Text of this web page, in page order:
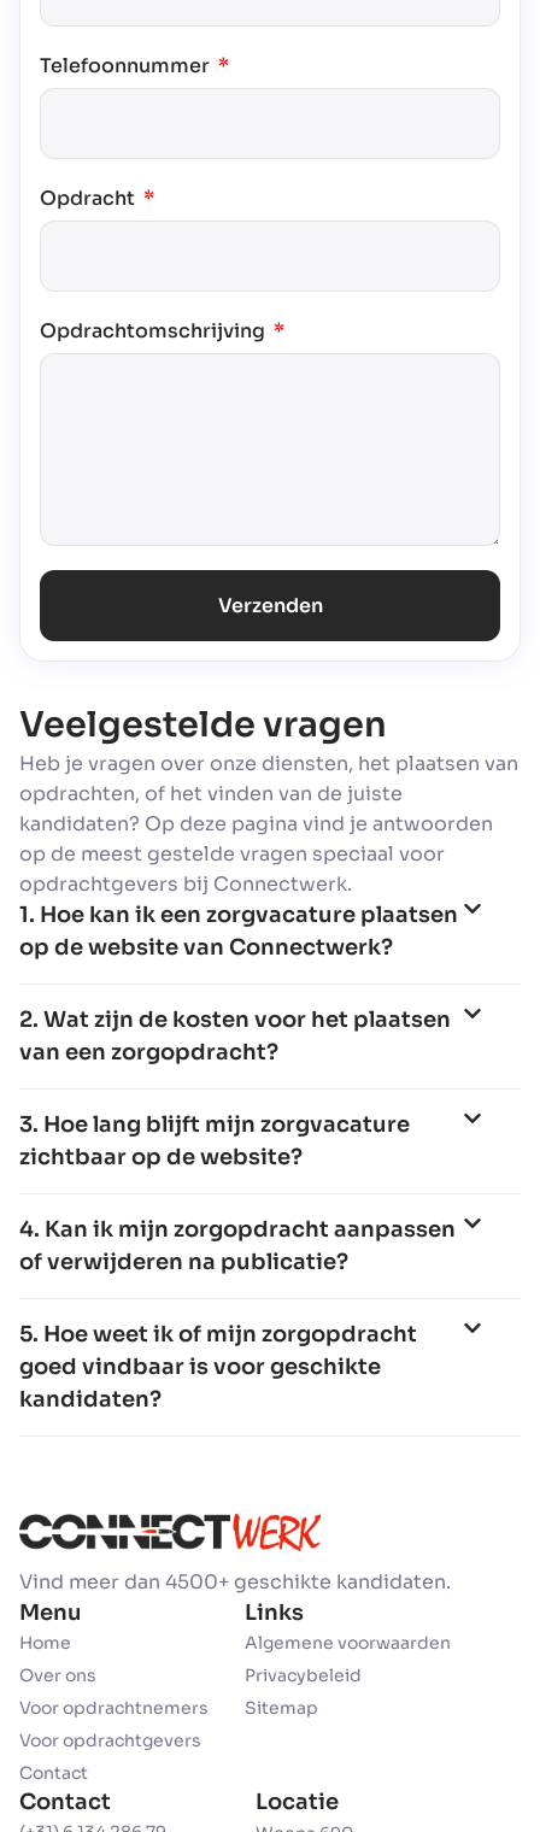
Telefoonnummer
Opdracht
Opdrachtomschrijving
Verzenden
Veelgestelde vragen
Heb je vragen over onze diensten, het plaatsen van
opdrachten, of het vinden van de juiste
kandidaten? Op deze pagina vind je antwoorden
op de meest gestelde vragen speciaal voor
opdrachtgevers bij Connectwerk.
1. Hoe kan ik een zorgvacature plaatsen
op de website van Connectwerk?
2. Wat zijn de kosten voor het plaatsen
van een zorgopdracht?
3. Hoe lang blijft mijn zorgvacature
zichtbaar op de website?
4. Kan ik mijn zorgopdracht aanpassen
of verwijderen na publicatie?
5. Hoe weet ik of mijn zorgopdracht
goed vindbaar is voor geschikte
kandidaten?
Vind meer dan 4500+ geschikte kandidaten.
Menu
Home
Over ons
Voor opdrachtnemers
Voor opdrachtgevers
Contact
Links
Algemene voorwaarden
Privacybeleid
Sitemap
Contact Locatie